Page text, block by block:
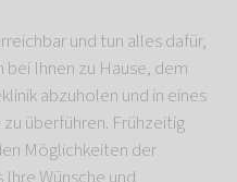
und tun alles dafür,
Ihnen zu Hause, dem
abzuholen und in eines
überführen. Frühzeitig
Möglichkeiten der